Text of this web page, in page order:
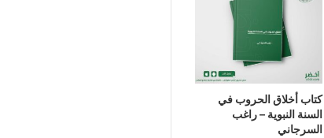
كتاب أخلاق الحروب في
السنة النبوية – راغب
السرجاني